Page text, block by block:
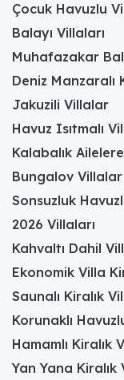
Villanın iç
Havuz terasına
bolca alır; şık
geçirmek için
Çocuk Havuzlu
Balayı Villaları
Muhafazakar
Deniz Manzaralı
Jakuzili Villalar
Havuz Isıtmalı
Kalabalık
Bungalov Villalar
Sonsuzluk
2026 Villaları
Kahvaltı Dahil
Ekonomik Villa
Saunalı Kiralık
Korunaklı
Hamamlı Kiralık
Yan Yana Kiralık